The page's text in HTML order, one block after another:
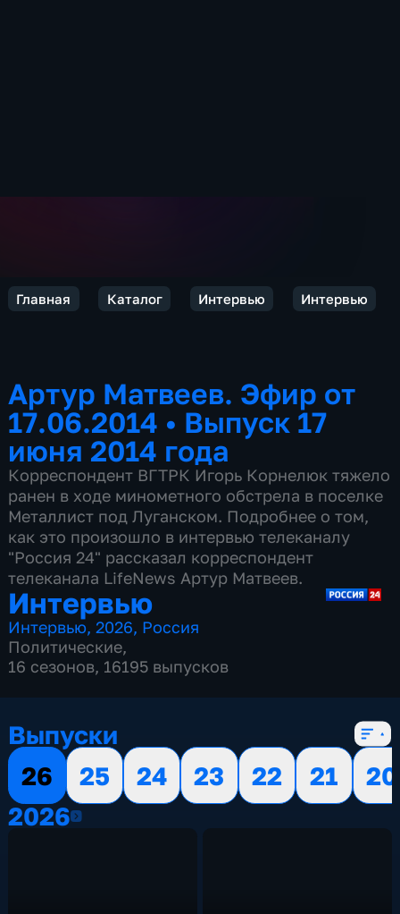
Главная Каталог Интервью Интервью
Артур Матвеев. Эфир от
17.06.2014 • Выпуск 17
июня 2014 года
Корреспондент ВГТРК Игорь Корнелюк тяжело
ранен в ходе минометного обстрела в поселке
Металлист под Луганском. Подробнее о том,
как это произошло в интервью телеканалу
"Россия 24" рассказал корреспондент
телеканала LifeNews Артур Матвеев.
Интервью
Интервью,2026, Россия
Политические,
16 сезонов, 16195 выпусков
Выпуски
26
25 24 23 22 21
20
20262026